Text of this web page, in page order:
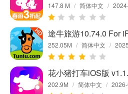
147.8 M / 简体中文 /
途牛旅游10.74.0 For
252.05M / 简体中文 /
花小猪打车iOS版
202.9M / 简体中文 /